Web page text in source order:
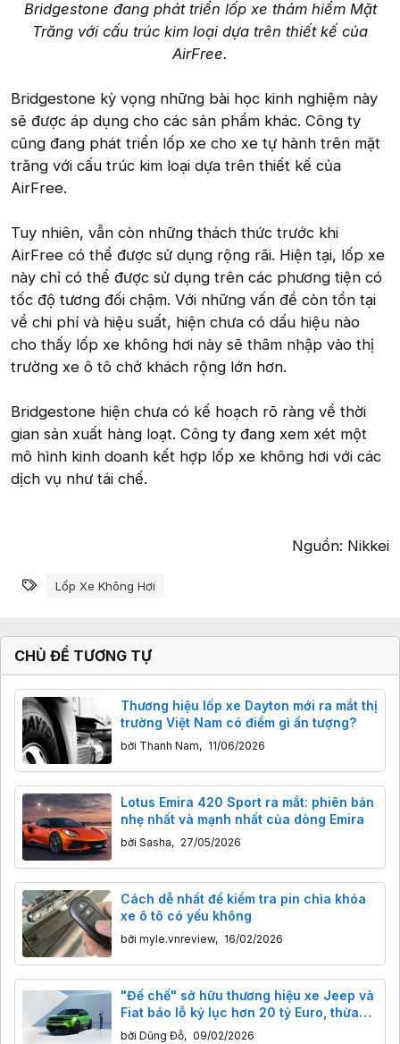
Bridgestone đang phát triển lốp xe thám hiểm Mặt
Trăng với cấu trúc kim loại dựa trên thiết kế của
AirFree.
Bridgestone kỳ vọng những bài học kinh nghiệm này
sẽ được áp dụng cho các sản phẩm khác. Công ty
cũng đang phát triển lốp xe cho xe tự hành trên mặt
trăng với cấu trúc kim loại dựa trên thiết kế của
AirFree.
Tuy nhiên, vẫn còn những thách thức trước khi
AirFree có thể được sử dụng rộng rãi. Hiện tại, lốp xe
này chỉ có thể được sử dụng trên các phương tiện có
tốc độ tương đối chậm. Với những vấn đề còn tồn tại
về chi phí và hiệu suất, hiện chưa có dấu hiệu nào
cho thấy lốp xe không hơi này sẽ thâm nhập vào thị
trường xe ô tô chở khách rộng lớn hơn.
Bridgestone hiện chưa có kế hoạch rõ ràng về thời
gian sản xuất hàng loạt. Công ty đang xem xét một
mô hình kinh doanh kết hợp lốp xe không hơi với các
dịch vụ như tái chế.
Nguồn: Nikkei​
Từ khóa
Lốp Xe Không Hơi
CHỦ ĐỀ TƯƠNG TỰ
Thương hiệu lốp xe Dayton mới ra mắt thị
trường Việt Nam có điểm gì ấn tượng?
bởi Thanh Nam, 11/06/2026
Lotus Emira 420 Sport ra mắt: phiên bản
nhẹ nhất và mạnh nhất của dòng Emira
bởi Sasha, 27/05/2026
Cách dễ nhất để kiểm tra pin chìa khóa
xe ô tô có yếu không
bởi myle.vnreview, 16/02/2026
"Đế chế" sở hữu thương hiệu xe Jeep và
Fiat báo lỗ kỷ lục hơn 20 tỷ Euro, thừa
nhận sai lầm xe điện, quay về với xe
bởi Dũng Đỗ, 09/02/2026